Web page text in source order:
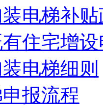
电梯补
住宅增
电梯细则
报流程